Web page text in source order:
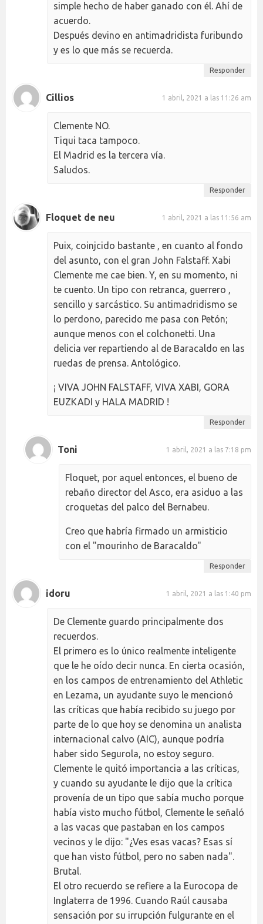
simple hecho de haber ganado con él. Ahí de
acuerdo.
Después devino en antimadridista furibundo
y es lo que más se recuerda.
Responder
Cillios 1 abril, 2021 a las 11:26 am
Clemente NO.
Tiqui taca tampoco.
El Madrid es la tercera vía.
Saludos.
Responder
Floquet de neu 1 abril, 2021 a las 11:56 am
Puix, coinjcido bastante , en cuanto al fondo
del asunto, con el gran John Falstaff. Xabi
Clemente me cae bien. Y, en su momento, ni
te cuento. Un tipo con retranca, guerrero ,
sencillo y sarcástico. Su antimadridismo se
lo perdono, parecido me pasa con Petón;
aunque menos con el colchonetti. Una
delicia ver repartiendo al de Baracaldo en las
ruedas de prensa. Antológico.
¡ VIVA JOHN FALSTAFF, VIVA XABI, GORA
EUZKADI y HALA MADRID !
Responder
Toni 1 abril, 2021 a las 7:18 pm
Floquet, por aquel entonces, el bueno de
rebaño director del Asco, era asiduo a las
croquetas del palco del Bernabeu.
Creo que habría firmado un armisticio
con el "mourinho de Baracaldo"
Responder
idoru 1 abril, 2021 a las 1:40 pm
De Clemente guardo principalmente dos
recuerdos.
El primero es lo único realmente inteligente
que le he oído decir nunca. En cierta ocasión,
en los campos de entrenamiento del Athletic
en Lezama, un ayudante suyo le mencionó
las críticas que había recibido su juego por
parte de lo que hoy se denomina un analista
internacional calvo (AIC), aunque podría
haber sido Segurola, no estoy seguro.
Clemente le quitó importancia a las críticas,
y cuando su ayudante le dijo que la crítica
provenía de un tipo que sabía mucho porque
había visto mucho fútbol, Clemente le señaló
a las vacas que pastaban en los campos
vecinos y le dijo: "¿Ves esas vacas? Esas sí
que han visto fútbol, pero no saben nada".
Brutal.
El otro recuerdo se refiere a la Eurocopa de
Inglaterra de 1996. Cuando Raúl causaba
sensación por su irrupción fulgurante en el